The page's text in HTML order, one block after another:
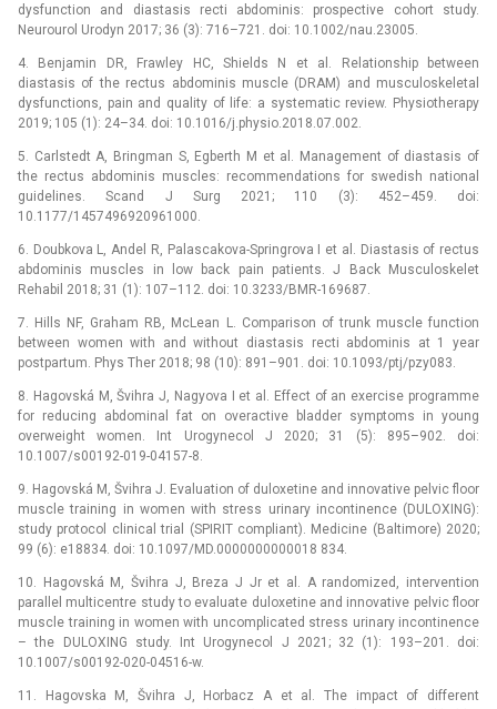
dysfunction and diastasis recti abdominis: prospective cohort study.
Neurourol Urodyn 2017; 36 (3): 716–721. doi: 10.1002/nau.23005.
4. Benjamin DR, Frawley HC, Shields N et al. Relationship between
diastasis of the rectus abdominis muscle (DRAM) and musculoskeletal
dysfunctions, pain and quality of life: a systematic review. Physiotherapy
2019; 105 (1): 24–34. doi: 10.1016/j.physio.2018.07.002.
5. Carlstedt A, Bringman S, Egberth M et al. Management of diastasis of
the rectus abdominis muscles: recommendations for swedish national
guidelines. Scand J Surg 2021; 110 (3): 452–459. doi:
10.1177/1457496920961000.
6. Doubkova L, Andel R, Palascakova-Springrova I et al. Diastasis of rectus
abdominis muscles in low back pain patients. J Back Musculoskelet
Rehabil 2018; 31 (1): 107–112. doi: 10.3233/BMR-169687.
7. Hills NF, Graham RB, McLean L. Comparison of trunk muscle function
between women with and without diastasis recti abdominis at 1 year
postpartum. Phys Ther 2018; 98 (10): 891–901. doi: 10.1093/ptj/pzy083.
8. Hagovská M, Švihra J, Nagyova I et al. Effect of an exercise programme
for reducing abdominal fat on overactive bladder symptoms in young
overweight women. Int Urogynecol J 2020; 31 (5): 895–902. doi:
10.1007/s00192-019-04157-8.
9. Hagovská M, Švihra J. Evaluation of duloxetine and innovative pelvic floor
muscle training in women with stress urinary incontinence (DULOXING):
study protocol clinical trial (SPIRIT compliant). Medicine (Baltimore) 2020;
99 (6): e18834. doi: 10.1097/MD.0000000000018 834.
10. Hagovská M, Švihra J, Breza J Jr et al. A randomized, intervention
parallel multicentre study to evaluate duloxetine and innovative pelvic floor
muscle training in women with uncomplicated stress urinary incontinence
–⁠ the DULOXING study. Int Urogynecol J 2021; 32 (1): 193–201. doi:
10.1007/s00192-020-04516-w.
11. Hagovska M, Švihra J, Horbacz A et al. The impact of different